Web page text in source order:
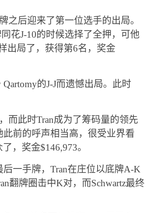
之后迎来了第一位选手的出局。
花J-10的时候选择了全押，可他
出局了，获得第6名，奖金
的J-J而遗憾出局。此时
而此时Tran成为了筹码量的领先
前的呼声相当高，很受业界看
，奖金$146,973。
一手牌，Tran在庄位以底牌A-K
翻牌圈击中K对，而Schwartz最终